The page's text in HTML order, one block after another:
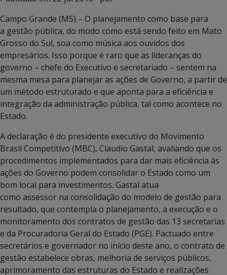
Campo Grande (MS) – O planejamento como base para
a gestão pública, do modo como está sendo feito em Mato
Grosso do Sul, soa como música aos ouvidos dos
empresários. Isso porque é raro que as lideranças do
governo – chefe do Executivo e secretariado – sentem na
mesma mesa para planejar as ações de Governo, a partir de
um método estruturado e que aponta para a eficiência e
integração da administração pública, tal como acontece no
Estado.
A declaração é do presidente executivo do Movimento
Brasil Competitivo (MBC), Claudio Gastal, avaliando que os
procedimentos implementados para dar mais eficiência às
ações do Governo podem consolidar o Estado como um
bom local para investimentos. Gastal atua
como assessor na consolidação do modelo de gestão para
resultado, que contempla o planejamento, a execução e o
monitoramento dos contratos de gestão das 13 secretarias
e da Procuradoria Geral do Estado (PGE). Pactuado entre
secretários e governador no início deste ano, o contrato de
gestão estabelece obras, melhoria de serviços públicos,
aprimoramento das estruturas do Estado e realizações